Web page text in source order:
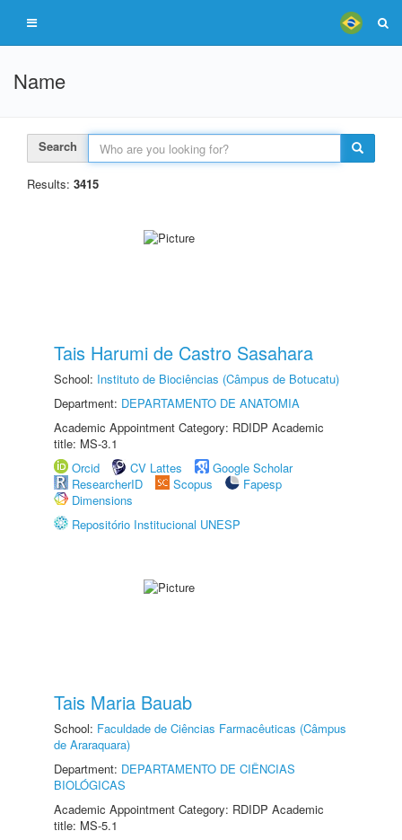
Name
Search
Results: 3415
Tais Harumi de Castro Sasahara
School: Instituto de Biociências (Câmpus de Botucatu)
Department: DEPARTAMENTO DE ANATOMIA
Academic Appointment Category: RDIDP Academic
title: MS-3.1
Orcid
CV Lattes
Google Scholar
ResearcherID
Scopus
Fapesp
Dimensions
Repositório Institucional UNESP
Tais Maria Bauab
School: Faculdade de Ciências Farmacêuticas (Câmpus
de Araraquara)
Department: DEPARTAMENTO DE CIÊNCIAS
BIOLÓGICAS
Academic Appointment Category: RDIDP Academic
title: MS-5.1